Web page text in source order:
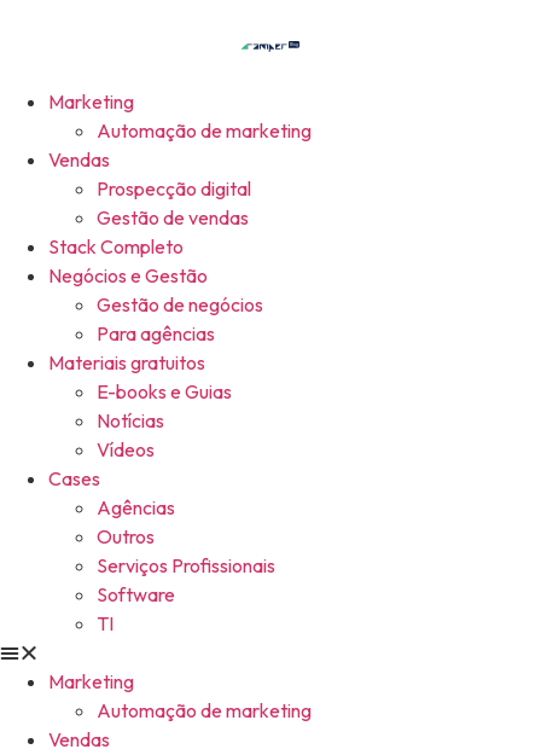
Marketing
Automação de marketing
Vendas
Prospecção digital
Gestão de vendas
Stack Completo
Negócios e Gestão
Gestão de negócios
Para agências
Materiais gratuitos
E-books e Guias
Notícias
Vídeos
Cases
Agências
Outros
Serviços Profissionais
Software
TI
Marketing
Automação de marketing
Vendas